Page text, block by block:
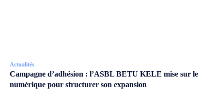
Actualités
Campagne d’adhésion : l’ASBL BETU KELE mise sur le
numérique pour structurer son expansion